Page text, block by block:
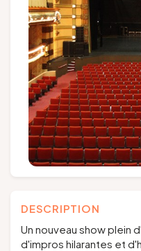
FR EN NL
DESCRIPTION
Un nouveau show plein
d'impros hilarantes et